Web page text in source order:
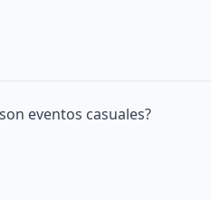
eventos casuales?